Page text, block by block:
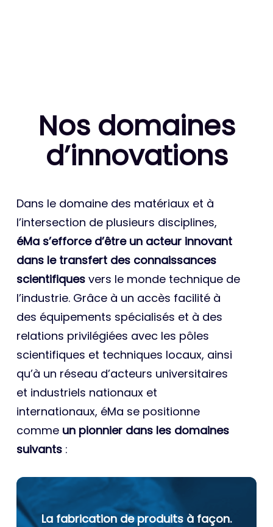
Nos domaines
d’innovations
Dans le domaine des matériaux et à
l’intersection de plusieurs disciplines,
éMa s’efforce d’être un acteur innovant
dans le transfert des connaissances
scientifiques vers le monde technique de
l’industrie. Grâce à un accès facilité à
des équipements spécialisés et à des
relations privilégiées avec les pôles
scientifiques et techniques locaux, ainsi
qu’à un réseau d’acteurs universitaires
et industriels nationaux et
internationaux, éMa se positionne
comme un pionnier dans les domaines
suivants :
La fabrication de produits à façon.